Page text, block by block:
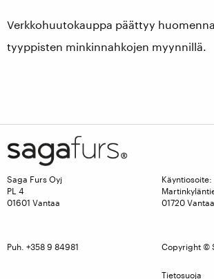
Verkkohuutokauppa päättyy
tyyppisten minkinnahkojen myynnillä.
Saga Furs Oyj
PL 4
01601 Vantaa
Käyntiosoite:
01720 Vantaa
Puh. +358 9 84981 Copyright ©
Tietosuoja